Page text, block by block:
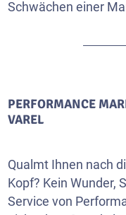
Schwächen einer
PERFORMANCE
VAREL
Qualmt Ihnen nach
Kopf? Kein Wunder,
Service von